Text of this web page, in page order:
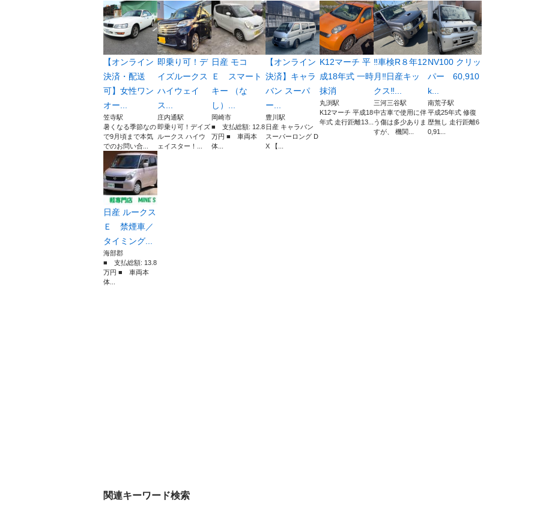
【オンライン
決済・配送
可】女性ワン
オー...
笠寺駅
暑くなる季節なの
で9月頃まで本気
でのお問い合...
即乗り可！デ
イズルークス
ハイウェイ
ス...
庄内通駅
即乗り可！デイズ
ルークス ハイウ
ェイスター！...
日産 モコ
Ｅ スマート
キー （な
し）...
岡崎市
■ 支払総額: 12.8
万円 ■ 車両本
体...
【オンライン
決済】キャラ
バン スーパ
ー...
豊川駅
日産 キャラバン
スーパーロング D
X 【...
K12マーチ 平
成18年式 一時
抹消
丸渕駅
K12マーチ 平成18
年式 走行距離13...
‼️車検R８年12
月‼️日産キッ
クス‼...
三河三谷駅
中古車で使用に伴
う傷は多少ありま
すが、 機関...
NV100 クリッ
パー 60,910
k...
南荒子駅
平成25年式 修復
歴無し 走行距離6
0,91...
日産 ルークス
Ｅ 禁煙車／
タイミング...
海部郡
■ 支払総額: 13.8
万円 ■ 車両本
体...
関連キーワード検索